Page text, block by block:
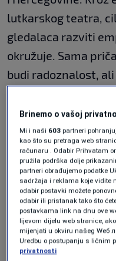
lutkarskog teatra,
gledalaca razviti
okružuje. Sama
budi radoznalost, ali
postavljena je
koja donosi tri
godine dobila
umjetnost. Riječ je
1974.godine
umjetnika u BiH.
Irfana Hoze, čine
podlogama:
Brinemo o vašoj
Mi i naši 603 partneri
kao što su pretraga web
računaru . Odabir Prihvatam
pružila podrška dolje
partneri obrađujemo podatke
sadržaja i reklama koje vidite
odabir postavki možete
odabir ili pristanak tako što
postavkama link na dnu ove
lijevom dijelu web stranice,
mijenjati u okviru našeg Wеб
Uredbu o postupanju s ličnim
privatnosti